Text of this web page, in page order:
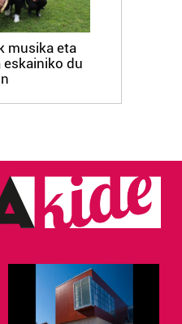
musika eta
du